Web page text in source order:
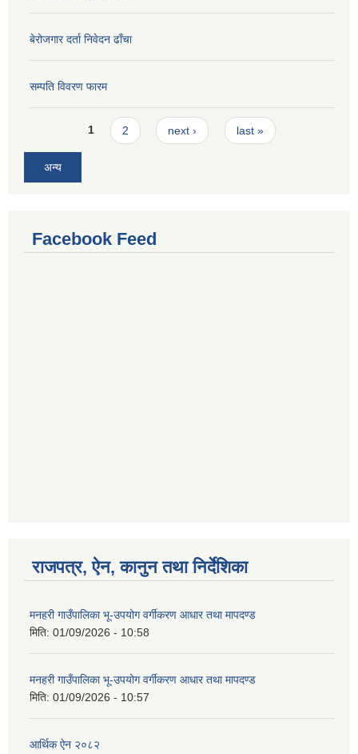
बेरोजगार दर्ता निवेदन ढाँचा
सम्पति विवरण फारम
Pages1 2 next › last »
अन्य
Facebook Feed
राजपत्र, ऐन, कानुन तथा निर्देशिका
मनहरी गाउँपालिका भू-उपयोग वर्गीकरण आधार तथा मापदण्ड
मिति: 01/09/2026 - 10:58
मनहरी गाउँपालिका भू-उपयोग वर्गीकरण आधार तथा मापदण्ड
मिति: 01/09/2026 - 10:57
आर्थिक ऐन २०८२